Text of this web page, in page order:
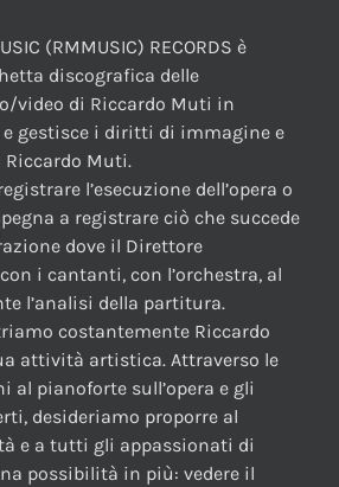
(RMMUSIC) RECORDS è
discografica delle
video di Riccardo Muti in
e gestisce i diritti di immagine e
Muti.
l’esecuzione dell’opera o
a registrare ciò che succede
dove il Direttore
i cantanti, con l’orchestra, al
l’analisi della partitura.
costantemente Riccardo
attività artistica. Attraverso le
al pianoforte sull’opera e gli
desideriamo proporre al
e a tutti gli appassionati di
possibilità in più: vedere il